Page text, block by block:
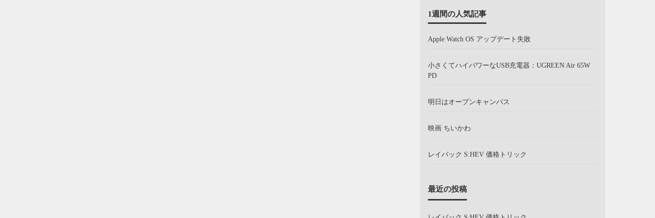
1週間の人気記事
Apple Watch OS アップデート失敗
小さくてハイパワーなUSB充電器：UGREEN Air 65W
PD
明日はオープンキャンパス
映画 ちいかわ
レイバック S:HEV 価格トリック
最近の投稿